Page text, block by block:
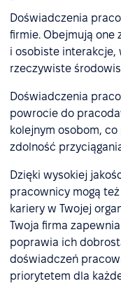
Doświadczenia
firmie. Obejmują one
i osobiste interakcje,
rzeczywiste
Doświadczenia
powrocie do
kolejnym osobom,
zdolność
Dzięki wysokiej
pracownicy mogą
kariery w Twojej
Twoja firma
poprawia ich
doświadczeń
priorytetem dla